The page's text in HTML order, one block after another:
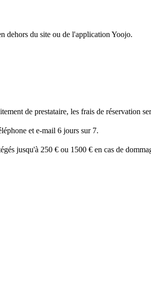
dehors du site ou de l'application Yoojo.
de prestataire, les frais de réservation
et e-mail 6 jours sur 7.
jusqu'à 250 € ou 1500 € en cas de